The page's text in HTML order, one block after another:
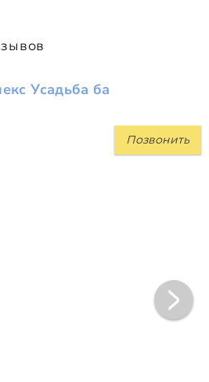
Усадьба ба
Позвонить